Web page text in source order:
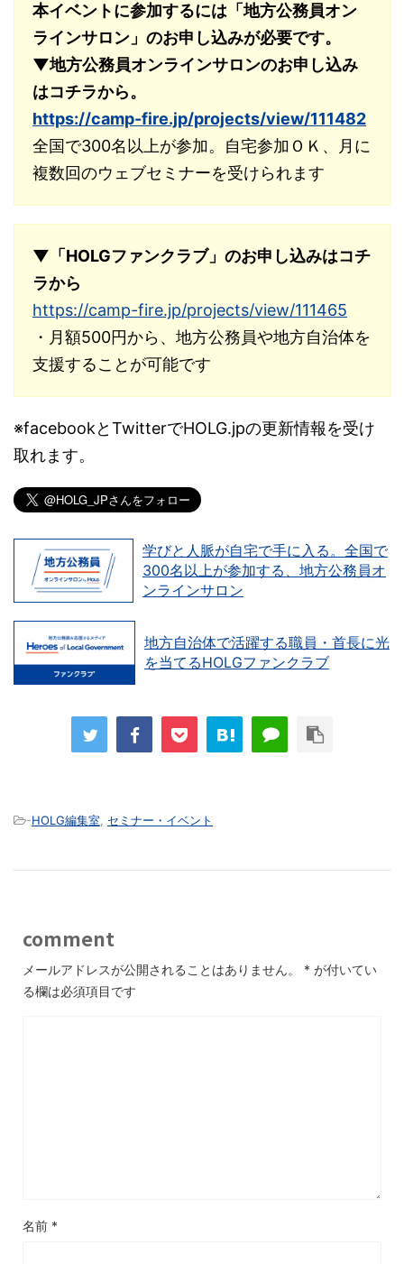
本イベントに参加するには「地方公務員オン
ラインサロン」のお申し込みが必要です。
▼地方公務員オンラインサロンのお申し込み
はコチラから。
https://camp-fire.jp/projects/view/111482
全国で300名以上が参加。自宅参加ＯＫ、月に
複数回のウェブセミナーを受けられます
▼「HOLGファンクラブ」のお申し込みはコチ
ラから
https://camp-fire.jp/projects/view/111465
・月額500円から、地方公務員や地方自治体を
支援することが可能です
※facebookとTwitterでHOLG.jpの更新情報を受け
取れます。
学びと人脈が自宅で手に入る。全国で
300名以上が参加する、地方公務員オ
ンラインサロン
地方自治体で活躍する職員・首長に光
を当てるHOLGファンクラブ
-HOLG編集室, セミナー・イベント
comment
メールアドレスが公開されることはありません。 * が付いてい
る欄は必須項目です
名前 *